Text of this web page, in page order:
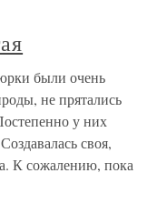
были очень
не прятались
у них
своя,
К сожалению, пока